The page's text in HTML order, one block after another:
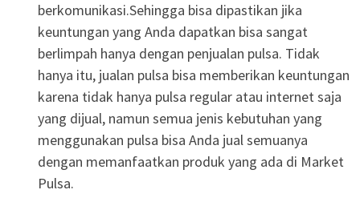
berkomunikasi.Sehingga bisa dipastikan jika
keuntungan yang Anda dapatkan bisa sangat
berlimpah hanya dengan penjualan pulsa. Tidak
hanya itu, jualan pulsa bisa memberikan keuntungan
karena tidak hanya pulsa regular atau internet saja
yang dijual, namun semua jenis kebutuhan yang
menggunakan pulsa bisa Anda jual semuanya
dengan memanfaatkan produk yang ada di Market
Pulsa.